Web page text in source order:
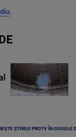
,
ȘTIRILE PROTV ÎN GOOGLE